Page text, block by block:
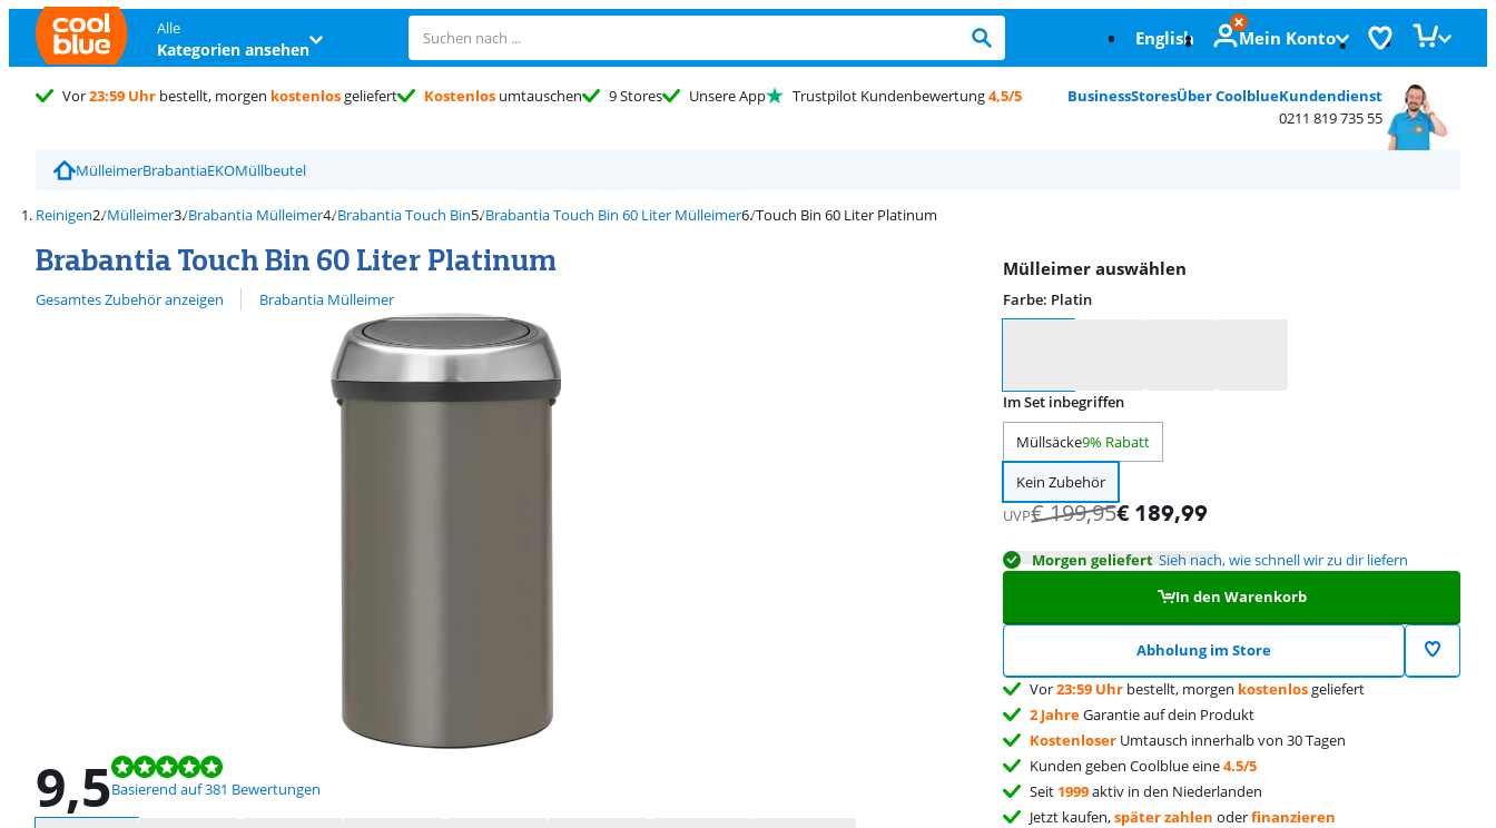
Alle
Kategorien ansehen English Mein Konto
Vor23:59 Uhr bestellt, morgen kostenlosgeliefert Kostenlos umtauschen 9 Stores Unsere App Trustpilot Kundenbewertung4,5/5 BusinessStoresÜber CoolblueKundendienst
0211 819 735 55
MülleimerBrabantiaEKOMüllbeutel
Reinigen Mülleimer Brabantia Mülleimer Brabantia Touch Bin Brabantia Touch Bin 60 Liter Mülleimer Touch Bin 60 Liter Platinum
Brabantia Touch Bin 60 Liter Platinum
Gesamtes Zubehör anzeigen
Alle ansehen Brabantia Mülleimer
9,5
Bewertet mit 9,5 von 10, basierend auf 381 Bewertungen.
Basierend auf 381 Bewertungen
Mülleimer auswählen
Farbe: Platin
Im Set inbegriffen
Müllsäcke9% Rabatt
Kein Zubehör
UVP€199,95€ 189,99
Morgen geliefert Sieh nach, wie schnell wir zu dir liefern
In den Warenkorb
Abholung im Store
Vor23:59 Uhr bestellt, morgen kostenlosgeliefert
2 JahreGarantie auf dein Produkt
Kostenloser Umtausch innerhalb von 30 Tagen
Kunden geben Coolblue eine4.5/5
Seit 1999aktiv in den Niederlanden
Jetzt kaufen,später zahlen oderfinanzieren